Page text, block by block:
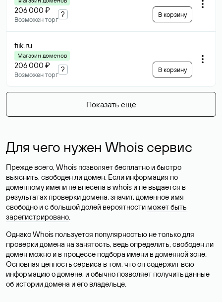
206 000 ₽
Возможен торг
? В корзину
fiik.ru
Магазин доменов
206 000 ₽
Возможен торг
? В корзину
Показать еще
Для чего нужен Whois сервис
Прежде всего, Whois позволяет бесплатно и быстро
выяснить, свободен ли домен. Если информация по
доменному имени не внесена в whois и не выдается в
результатах проверки домена, значит, доменное имя
свободно и с большой долей вероятности может быть
зарегистрировано.
Однако Whois пользуется популярностью не только для
проверки домена на занятость, ведь определить, свободен ли
домен можно и в процессе подбора имени в доменной зоне.
Основная ценность сервиса в том, что он содержит всю
информацию о домене, и обычно позволяет получить данные
об истории домена и его владельце.